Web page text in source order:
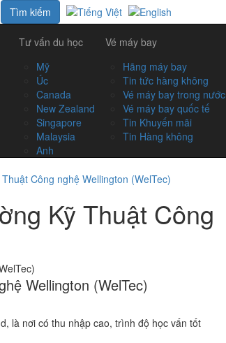
Tư vấn du học
Mỹ
Úc
Canada
New Zealand
Singapore
Malaysia
Anh
Vé máy bay
Hãng máy bay
Tin tức hàng không
Vé máy bay trong nước
Vé máy bay quốc tế
Tin Khuyến mãi
Tin Hàng không
Công nghệ Wellington (WelTec)
Kỹ Thuật Công
Wellington (WelTec)
là nơi có thu nhập cao, trình độ học vấn tốt